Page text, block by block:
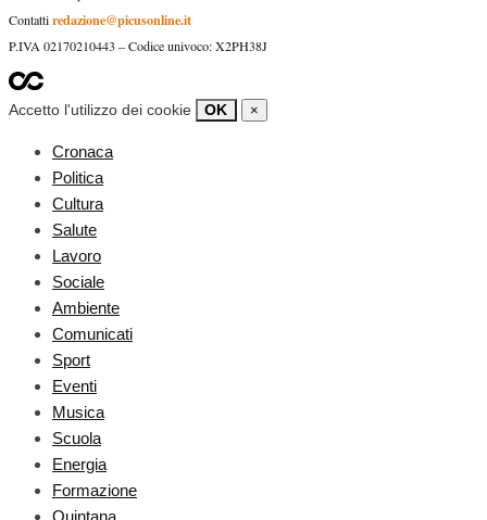
Contattiredazione@picusonline.it
P.IVA 02170210443 – Codice univoco: X2PH38J
Accetto l'utilizzo dei cookie OK ×
Cronaca
Politica
Cultura
Salute
Lavoro
Sociale
Ambiente
Comunicati
Sport
Eventi
Musica
Scuola
Energia
Formazione
Quintana